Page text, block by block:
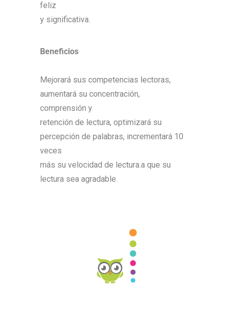
feliz
y significativa.
Beneficios
Mejorará sus competencias lectoras,
aumentará su concentración,
comprensión y
retención de lectura, optimizará su
percepción de palabras, incrementará 10
veces
más su velocidad de lectura.a que su
lectura sea agradable.